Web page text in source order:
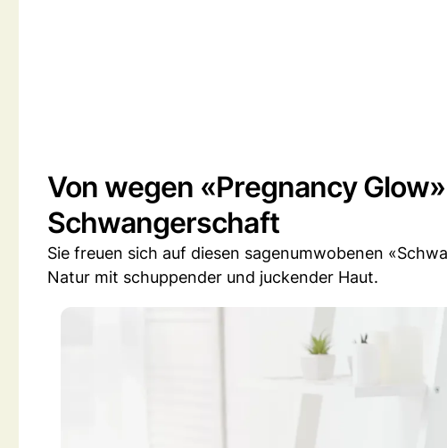
Von wegen «Pregnancy
Schwangerschaft
Sie freuen sich auf diesen sagenumwobenen
Natur mit schuppender und juckender Haut.